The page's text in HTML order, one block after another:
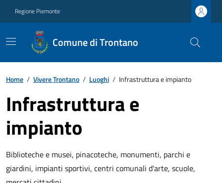
Regione Piemonte
Comune di Trontano
Home / Vivere Trontano / Luoghi / Infrastruttura e impianto
Infrastruttura e
impianto
Biblioteche e musei, pinacoteche, monumenti, parchi e
giardini, impianti sportivi, centri comunali d'arte, scuole,